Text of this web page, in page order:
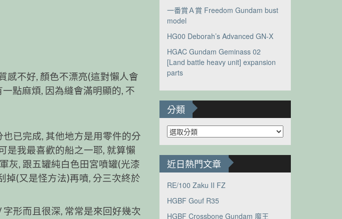
感不好, 顏色不漂亮(這對懶人會
點麻煩, 因為縫會滿明顯的, 不
已完成, 其他地方是用零件的分
是我最喜歡的船之一耶, 就算懶
灰, 跟五罐純白色田宮噴罐(光漆
掉(又是怪方法)再噴, 分三次終於
形而且很深, 常常是來回好幾次
一番賞Ａ賞 Freedom Gundam bust
model
HG00 Deborah’s Advanced GN-X
HGAC Gundam Geminass 02
[Land battle heavy unit] expansion
parts
分類
分
類
近日熱門文章
RE/100 Zaku II FZ
HGBF Gouf R35
HGBF Crossbone Gundam 魔王